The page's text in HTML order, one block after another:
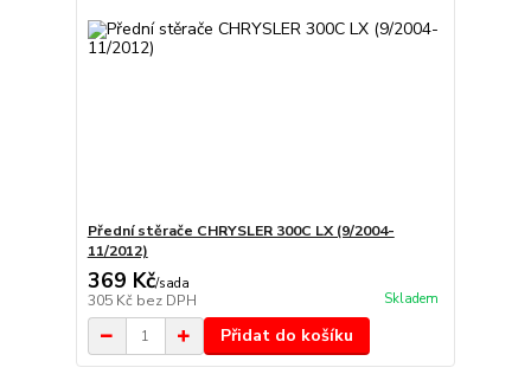
Přední stěrače CHRYSLER 300C LX (9/2004-
11/2012)
369 Kč/sada
305 Kč bez DPH Skladem
Přidat do košíku